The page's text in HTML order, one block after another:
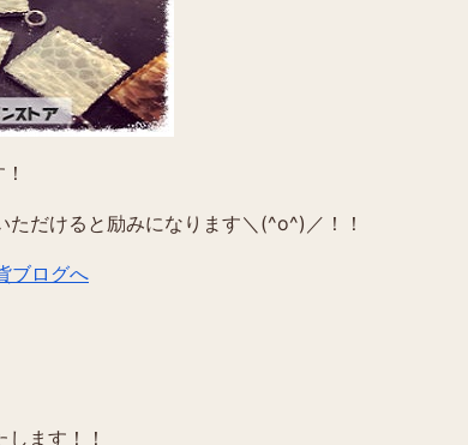
だけると励みになります＼(^o^)／！！
ます！！